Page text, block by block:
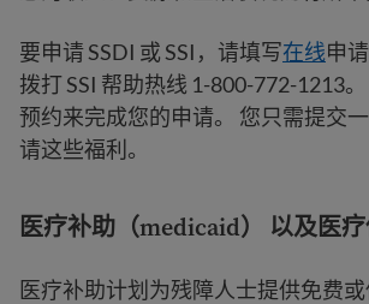
要申请 SSDI 或 SSI，请填写在线申
拨打 SSI 帮助热线 1-800-772-1213
预约来完成您的申请。 您只需提交
请这些福利。
医疗补助（medicaid） 以及医
医疗补助计划为残障人士提供免费或